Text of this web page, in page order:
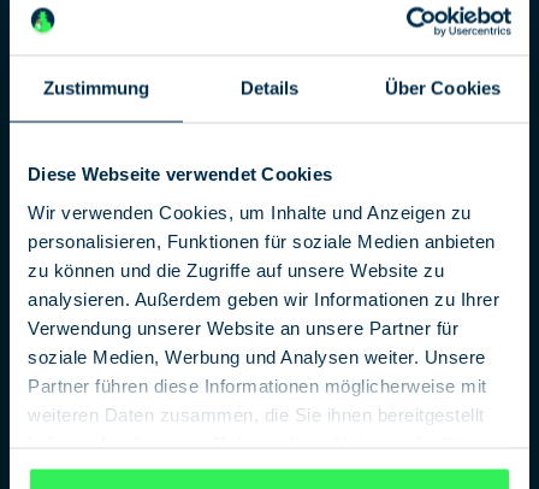
Zustimmung Details Über Cookies
Diese Webseite verwendet Cookies
Wir verwenden Cookies, um Inhalte und Anzeigen zu
personalisieren, Funktionen für soziale Medien anbieten
zu können und die Zugriffe auf unsere Website zu
analysieren. Außerdem geben wir Informationen zu Ihrer
Verwendung unserer Website an unsere Partner für
soziale Medien, Werbung und Analysen weiter. Unsere
Partner führen diese Informationen möglicherweise mit
weiteren Daten zusammen, die Sie ihnen bereitgestellt
gesammelt haben.Datenschutzerklärung
Informationen über die Arbeit des BND an die Stasi
durch den BND angekaufte Bankdaten diplomatische
Verstimmungen auslösten.
Whistleblowers Edward Snowden ausgelösten globalen
Zusammenarbeit von NSA und BND für Kritik. Einer der
jüngsten Affären ging als Verratsfall Carsten L. durch
die Presse: 2002 wurde der BND-Referatsleiter Carske
L. verhaftet, da er Geheiminformationen an Russland
verraten haben soll. Das zugehörige Verfahren läuft
noch.